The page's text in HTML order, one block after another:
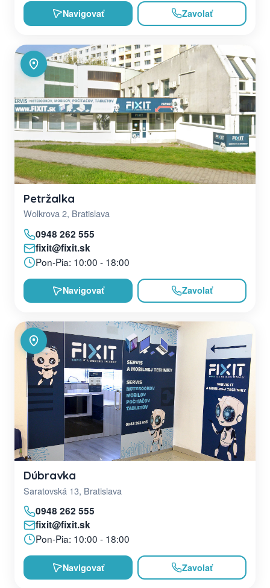
Navigovať Zavolať
Petržalka
Wolkrova 2, Bratislava
0948 262 555
fixit@fixit.sk
Pon-Pia: 10:00 - 18:00
Navigovať Zavolať
Dúbravka
Saratovská 13, Bratislava
0948 262 555
fixit@fixit.sk
Pon-Pia: 10:00 - 18:00
Navigovať Zavolať